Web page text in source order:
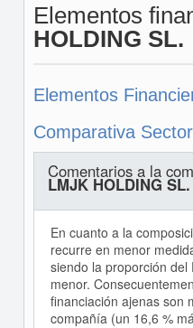
Elementos
HOLDING SL.
Elementos
Comparativa
Comentarios a la
LMJK HOLDING SL.
En cuanto a la
recurre en menor
siendo la proporción
menor.
financiación ajenas son
compañía (un 16,6 %